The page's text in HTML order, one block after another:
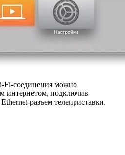
Fi-соединения можно
интернетом, подключив
разъем телеприставки.